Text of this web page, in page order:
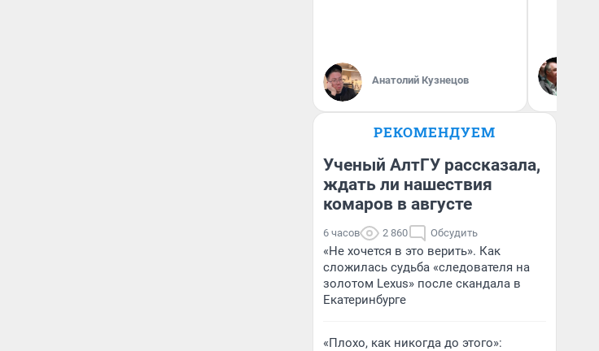
Анатолий Кузнецов
РЕКОМЕНДУЕМ
Ученый АлтГУ рассказала,
ждать ли нашествия
комаров в августе
6 часов 2 860 Обсудить
«Не хочется в это верить». Как
сложилась судьба «следователя на
золотом Lexus» после скандала в
Екатеринбурге
«Плохо, как никогда до этого»: